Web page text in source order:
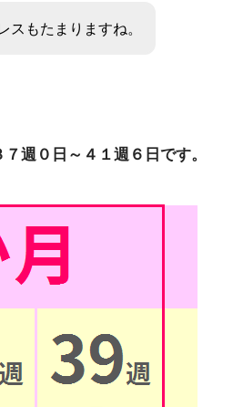
もたまりますね。
週０日～４１週６日です。